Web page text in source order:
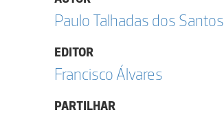
Paulo Talhadas dos Santos
EDITOR
Francisco Álvares
PARTILHAR